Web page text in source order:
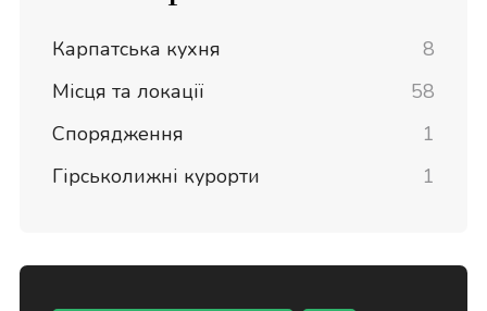
Карпатська кухня
8
Місця та локації
58
Спорядження
1
Гірськолижні курорти
1